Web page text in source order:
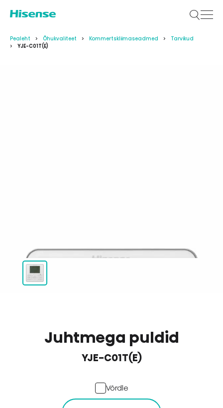
Pealeht Õhukvaliteet Kommertskliimaseadmed
Tarvikud
YJE-C01T(E)
Juhtmega puldid
YJE-C01T(E)
Võrdle